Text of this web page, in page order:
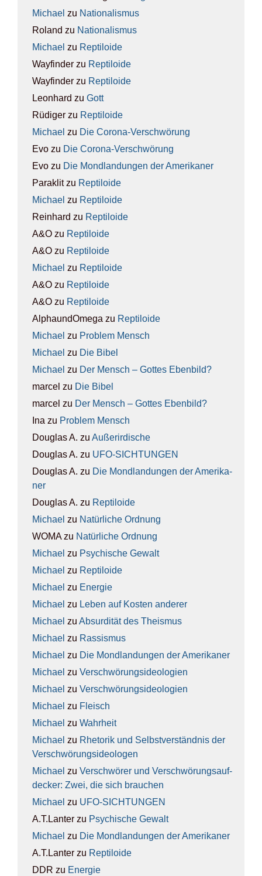
Michael zu Natio­na­lis­mus
Roland zu Natio­na­lis­mus
Michael zu Rep­ti­lo­ide
Wayfinder zu Rep­ti­lo­ide
Wayfinder zu Rep­ti­lo­ide
Leonhard zu Gott
Rüdiger zu Rep­ti­lo­ide
Michael zu Die Coro­na-Ver­schwö­rung
Evo zu Die Coro­na-Ver­schwö­rung
Evo zu Die Mond­lan­dun­gen der Ame­ri­ka­ner
Paraklitzu Rep­ti­lo­ide
Michael zu Rep­ti­lo­ide
Reinhard zu Rep­ti­lo­ide
A&O zu Rep­ti­lo­ide
A&O zu Rep­ti­lo­ide
Michael zu Rep­ti­lo­ide
A&O zu Rep­ti­lo­ide
A&O zu Rep­ti­lo­ide
AlphaundOmega zu Rep­ti­lo­ide
Michael zu Pro­blem Mensch
Michael zu Die Bibel
Michael zu Der Mensch – Got­tes Eben­bild?
marcel zu Die Bibel
marcel zu Der Mensch – Got­tes Eben­bild?
Ina zu Pro­blem Mensch
Douglas A. zu Außer­ir­di­sche
Douglas A. zu UFO-SICH­TUN­GEN
Douglas A. zu Die Mond­lan­dun­gen der Ame­ri­ka­
ner
Douglas A. zu Rep­ti­lo­ide
Michael zu Natür­li­che Ord­nung
WOMAzu Natür­li­che Ord­nung
Michael zu Psy­chi­sche Gewalt
Michael zu Rep­ti­lo­ide
Michael zu Ener­gie
Michael zu Leben auf Kos­ten ande­rer
Michael zu Absur­di­tät des The­is­mus
Michael zu Ras­sis­mus
Michael zu Die Mond­lan­dun­gen der Ame­ri­ka­ner
Michael zu Ver­schwö­rungs­ideo­lo­gien
Michael zu Ver­schwö­rungs­ideo­lo­gien
Michael zu Fleisch
Michael zu Wahr­heit
Michael zu Rhe­to­rik und Selbst­ver­ständ­nis der
Ver­schwö­rungs­ideo­lo­gen
Michael zu Ver­schwö­rer und Ver­schwö­rungs­auf­
de­cker: Zwei, die sich brau­chen
Michael zu UFO-SICH­TUN­GEN
A.T.Lanter zu Psy­chi­sche Gewalt
Michael zu Die Mond­lan­dun­gen der Ame­ri­ka­ner
A.T.Lanter zu Rep­ti­lo­ide
DDR zu Ener­gie